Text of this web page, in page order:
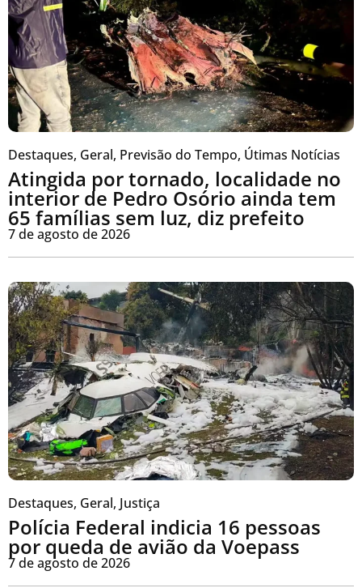
Destaques, Geral, Previsão do Tempo, Útimas Notícias
Atingida por tornado, localidade no
interior de Pedro Osório ainda tem
65 famílias sem luz, diz prefeito
7 de agosto de 2026
Destaques, Geral, Justiça
Polícia Federal indicia 16 pessoas
por queda de avião da Voepass
7 de agosto de 2026